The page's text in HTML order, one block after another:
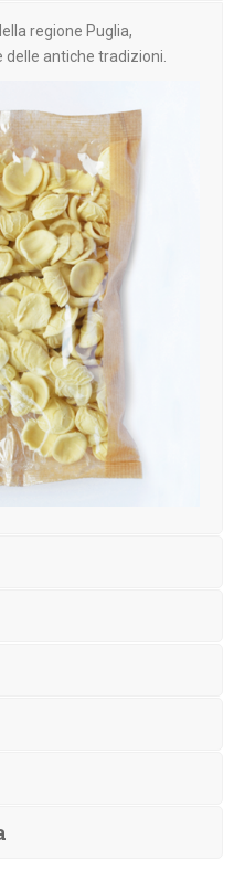
regione Puglia,
delle antiche tradizioni.